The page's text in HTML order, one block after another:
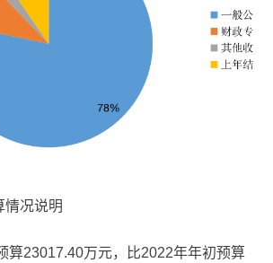
情况说明
算23017.40万元，比2022年年初预算